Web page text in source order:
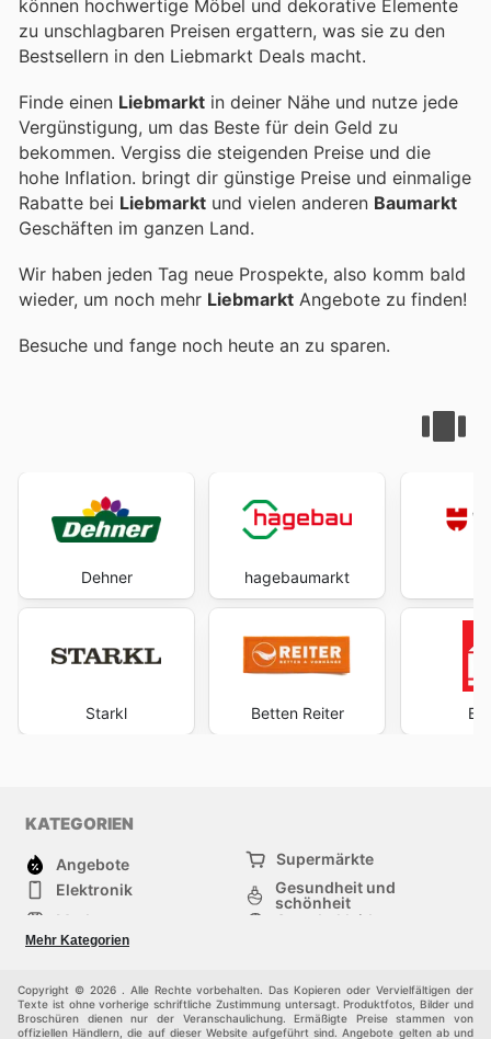
können hochwertige Möbel und dekorative Elemente
zu unschlagbaren Preisen ergattern, was sie zu den
Bestsellern in den Liebmarkt Deals macht.
Finde einen Liebmarkt in deiner Nähe und nutze jede
Vergünstigung, um das Beste für dein Geld zu
bekommen. Vergiss die steigenden Preise und die
hohe Inflation. bringt dir günstige Preise und einmalige
Rabatte bei Liebmarkt und vielen anderen Baumarkt
Geschäften im ganzen Land.
Wir haben jeden Tag neue Prospekte, also komm bald
wieder, um noch mehr Liebmarkt Angebote zu finden!
Besuche und fange noch heute an zu sparen.
Dehner
Starkl
hagebaumarkt
Betten Reiter
KATEGORIEN
Angebote
Supermärkte
Elektronik
Gesundheit und
schönheit
Mode
Sportbekleidung
Baumarkt
Mehr Kategorien
Copyright © 2026 . Alle Rechte vorbehalten. Das Kopieren oder Vervielfältigen der
Texte ist ohne vorherige schriftliche Zustimmung untersagt. Produktfotos, Bilder und
Broschüren dienen nur der Veranschaulichung. Ermäßigte Preise stammen von
offiziellen Händlern, die auf dieser Website aufgeführt sind. Angebote gelten ab und